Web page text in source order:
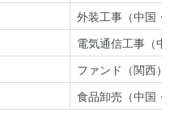
外装工事（中国・
電気通信工事（中
ファンド（関西）
食品卸売（中国・